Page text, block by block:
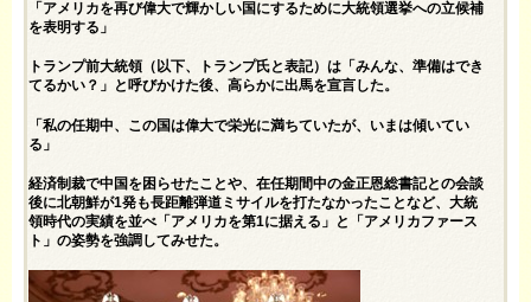
「アメリカを再び偉大で輝かしい国にするために大統領選挙への立候補
を表明する」
トランプ前大統領（以下、トランプ氏と表記）は「みんな、準備はでき
てるかい？」と呼びかけた後、高らかに出馬を宣言した。
「私の任期中、この国は偉大で栄光に満ちていたが、いまは傾いてい
る」
経済制裁で中国を困らせたことや、在任期間中の金正恩総書記との会談
後に北朝鮮が1発も長距離弾道ミサイルを打たなかったことなど、大統
領時代の実績を並べ「アメリカを第1に据える」と「アメリカファース
ト」の姿勢を強調してみせた。